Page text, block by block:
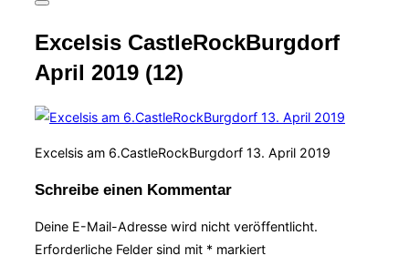
Seitenleiste
Navigation
umschalten
Excelsis CastleRockBurgdorf
April 2019 (12)
Excelsis am 6.CastleRockBurgdorf 13. April 2019
Schreibe einen Kommentar
Deine E-Mail-Adresse wird nicht veröffentlicht.
Erforderliche Felder sind mit * markiert